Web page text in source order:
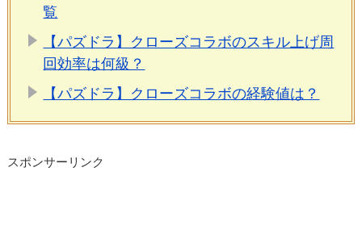
覧
【パズドラ】クローズコラボのスキル上げ周
回効率は何級？
【パズドラ】クローズコラボの経験値は？
スポンサーリンク